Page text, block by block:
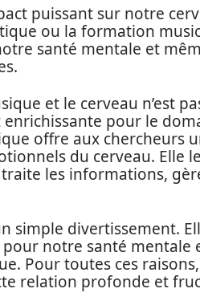
puissant sur notre
ou la formation
santé mentale et
et le cerveau n’est
pour le
offre aux chercheurs
du cerveau. Elle
les informations,
simple divertissement.
notre santé mentale
Pour toutes ces
relation profonde et